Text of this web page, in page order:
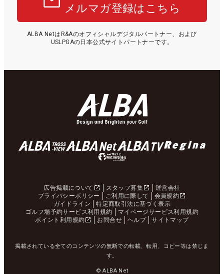
メルマガ登録はこちら
ALBA NetはR&Aのオフィシャルデジタルパートナー、および
USLPGAの日本公式サイトパートナーです。
広告掲載について スタッフ募集
運営会社
プライバシーポリシー
ご利用に際して
会員規約
ガイドライン
特定商取引法に基づく表示
ゴルフ場予約サービス利用規約
マイページサービス利用規約
ポイント利用規約
お問合せ ヘルプ サイトマップ
掲載されている全てのコンテンツの無断での転載、転用、コピー等は禁じま
す。
© ALBA Net